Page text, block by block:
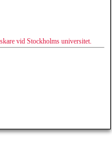
vid Stockholms universitet.